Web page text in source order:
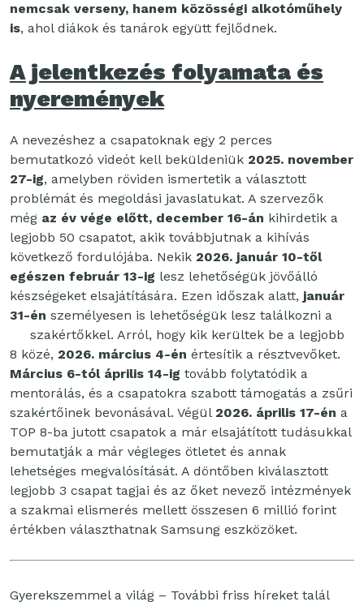
nemcsak verseny, hanem közösségi alkotóműhely
is, ahol diákok és tanárok együtt fejlődnek.
A jelentkezés folyamata és
nyeremények
A nevezéshez a csapatoknak egy 2 perces
bemutatkozó videót kell beküldeniük 2025. november
27-ig, amelyben röviden ismertetik a választott
problémát és megoldási javaslatukat. A szervezők
még az év vége előtt, december 16-án kihirdetik a
legjobb 50 csapatot, akik továbbjutnak a kihívás
következő fordulójába. Nekik 2026. január 10-től
egészen február 13-ig lesz lehetőségük jövőálló
készségeket elsajátítására. Ezen időszak alatt, január
31-én személyesen is lehetőségük lesz találkozni a
szakértőkkel. Arról, hogy kik kerültek be a legjobb
8 közé, 2026. március 4-én értesítik a résztvevőket.
Március 6-tól április 14-ig tovább folytatódik a
mentorálás, és a csapatokra szabott támogatás a zsűri
szakértőinek bevonásával. Végül 2026. április 17-én a
TOP 8-ba jutott csapatok a már elsajátított tudásukkal
bemutatják a már végleges ötletet és annak
lehetséges megvalósítását. A döntőben kiválasztott
legjobb 3 csapat tagjai és az őket nevező intézmények
a szakmai elismerés mellett összesen 6 millió forint
értékben választhatnak Samsung eszközöket.
Gyerekszemmel a világ – További friss híreket talál